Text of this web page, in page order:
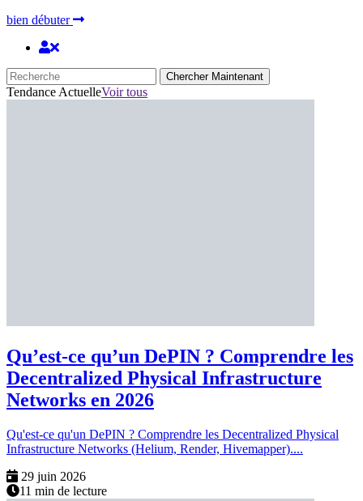
bien débuter
Chercher Maintenant
Tendance ActuelleVoir tous
Qu’est-ce qu’un DePIN ? Comprendre les
Decentralized Physical Infrastructure
Networks en 2026
Qu'est-ce qu'un DePIN ? Comprendre les Decentralized Physical
Infrastructure Networks (Helium, Render, Hivemapper)....
29 juin 2026
11 min de lecture